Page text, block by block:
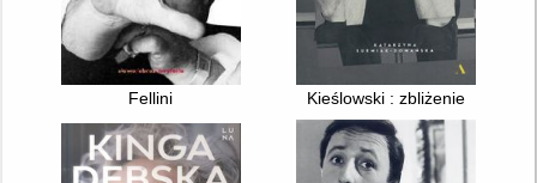
Fellini Kieślowski : zbliżenie